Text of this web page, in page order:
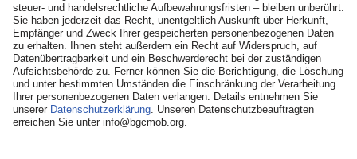
steuer- und handelsrechtliche Aufbewahrungsfristen – bleiben unberührt.
Sie haben jederzeit das Recht, unentgeltlich Auskunft über Herkunft,
Empfänger und Zweck Ihrer gespeicherten personenbezogenen Daten
zu erhalten. Ihnen steht außerdem ein Recht auf Widerspruch, auf
Datenübertragbarkeit und ein Beschwerderecht bei der zuständigen
Aufsichtsbehörde zu. Ferner können Sie die Berichtigung, die Löschung
und unter bestimmten Umständen die Einschränkung der Verarbeitung
Ihrer personenbezogenen Daten verlangen. Details entnehmen Sie
unserer Datenschutzerklärung . Unseren Datenschutzbeauftragten
erreichen Sie unter info@bgcmob.org.